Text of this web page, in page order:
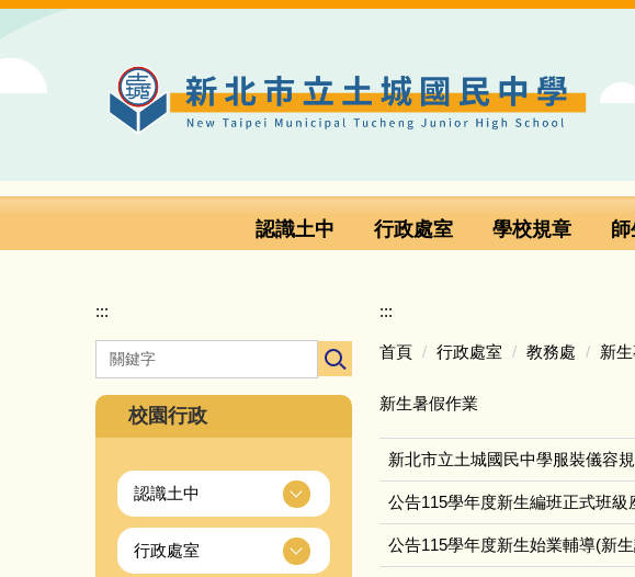
主
認識土中 行政處室 學校規章
:::
校園行政
認識土中
行政處室
:::
首頁 行政處室 教務處 新
新生暑假作業
新北市立土城國民中學服裝儀容
公告115學年度新生編班正式班級
公告115學年度新生始業輔導(新